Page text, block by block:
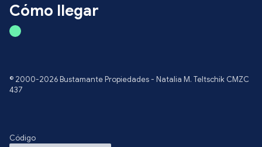
Cómo llegar
© 2000-2026 Bustamante Propiedades - Natalia M. Teltschik CMZC
437
Código